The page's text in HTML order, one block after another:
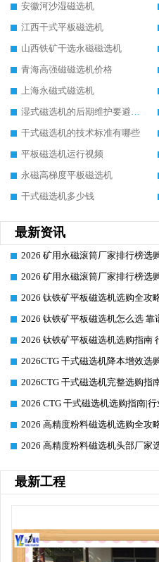
安徽河沙湿磁选机
江西干式平板磁选机
山西铁矿干选永磁磁选机
青海高强磁磁选机价格
上海永磁式磁选机
湿式磁选机的后期维护要避开哪些坑
干式磁选机的技术标准有哪些
平板磁选机运行视频
永磁高梯度平板磁选机
干式磁选机多少钱
最新资讯
2026 矿用永磁滚筒厂家排行榜选
2026 矿用永磁滚筒厂家排行榜选
2026 钛铁矿平板磁选机选购全攻
2026 钛铁矿平板磁选机怎么选
2026 钛铁矿平板磁选机选购指南
2026CTG 干式磁选机降本增效选
2026CTG 干式磁选机完整选购指
2026 CTG 干式磁选机选购指南|
2026 高精度粉料磁选机选购全攻
2026 高精度粉料磁选机头部厂家
最新工程